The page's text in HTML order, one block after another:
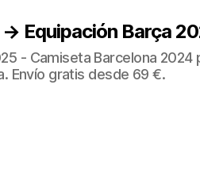
Equipación Barça
- Camiseta Barcelona 2024
Envío gratis desde 69 €.